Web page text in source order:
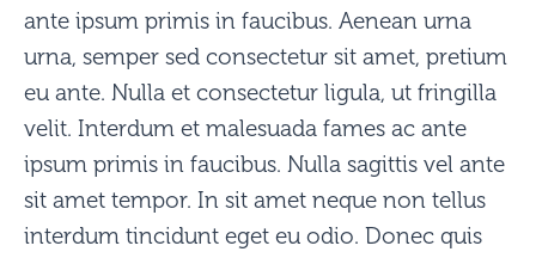
ante ipsum primis in faucibus. Aenean urna
urna, semper sed consectetur sit amet, pretium
eu ante. Nulla et consectetur ligula, ut fringilla
velit. Interdum et malesuada fames ac ante
ipsum primis in faucibus. Nulla sagittis vel ante
sit amet tempor. In sit amet neque non tellus
interdum tincidunt eget eu odio. Donec quis